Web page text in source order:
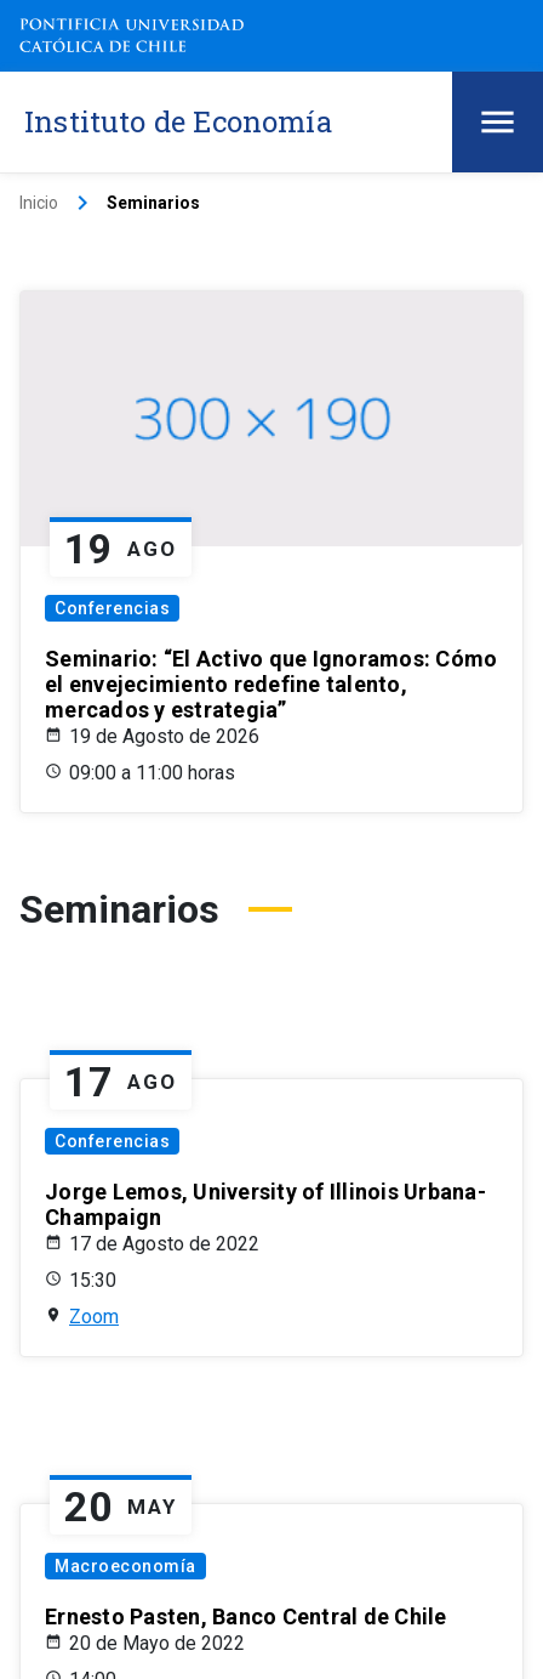
Instituto de Economía
Inicio keyboard_arrow_right Seminarios
19 AGO
Conferencias
Seminario: “El Activo que Ignoramos: Cómo
el envejecimiento redefine talento,
mercados y estrategia”
19 de Agosto de 2026
09:00 a 11:00 horas
Seminarios
17 AGO
Conferencias
Jorge Lemos, University of Illinois Urbana-
Champaign
17 de Agosto de 2022
15:30
Zoom
20 MAY
Macroeconomía
Ernesto Pasten, Banco Central de Chile
20 de Mayo de 2022